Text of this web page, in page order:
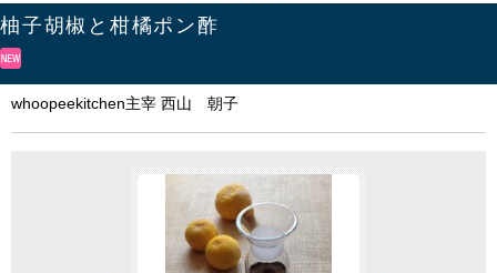
柚子胡椒と柑橘ポン酢
whoopeekitchen主宰 西山 朝子